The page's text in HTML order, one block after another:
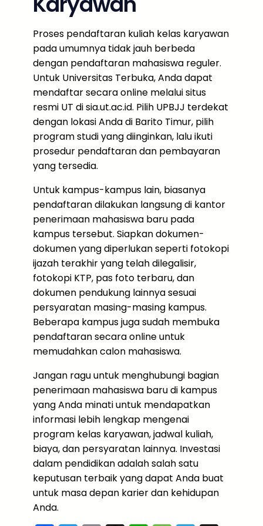
Proses pendaftaran kuliah kelas karyawan
pada umumnya tidak jauh berbeda
dengan pendaftaran mahasiswa reguler.
Untuk Universitas Terbuka, Anda dapat
mendaftar secara online melalui situs
resmi UT di sia.ut.ac.id. Pilih UPBJJ terdekat
dengan lokasi Anda di Barito Timur, pilih
program studi yang diinginkan, lalu ikuti
prosedur pendaftaran dan pembayaran
yang tersedia.
Untuk kampus-kampus lain, biasanya
pendaftaran dilakukan langsung di kantor
penerimaan mahasiswa baru pada
kampus tersebut. Siapkan dokumen-
dokumen yang diperlukan seperti fotokopi
ijazah terakhir yang telah dilegalisir,
fotokopi KTP, pas foto terbaru, dan
dokumen pendukung lainnya sesuai
persyaratan masing-masing kampus.
Beberapa kampus juga sudah membuka
pendaftaran secara online untuk
memudahkan calon mahasiswa.
Jangan ragu untuk menghubungi bagian
penerimaan mahasiswa baru di kampus
yang Anda minati untuk mendapatkan
informasi lebih lengkap mengenai
program kelas karyawan, jadwal kuliah,
biaya, dan persyaratan lainnya. Investasi
dalam pendidikan adalah salah satu
keputusan terbaik yang dapat Anda buat
untuk masa depan karier dan kehidupan
Anda.